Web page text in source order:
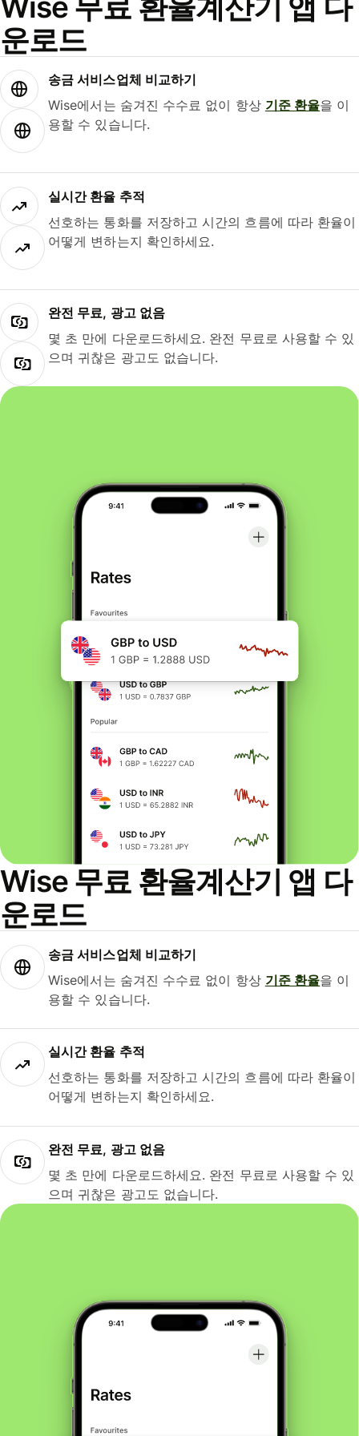
운로드
송금 서비스업체 비교하기
Wise에서는 숨겨진 수수료 없이 항상 기준 환율을 이
용할 수 있습니다.
실시간 환율 추적
선호하는 통화를 저장하고 시간의 흐름에 따라 환율이
어떻게 변하는지 확인하세요.
완전 무료, 광고 없음
몇 초 만에 다운로드하세요. 완전 무료로 사용할 수 있
으며 귀찮은 광고도 없습니다.
Wise 무료 환율계산기 앱 다
운로드
송금 서비스업체 비교하기
Wise에서는 숨겨진 수수료 없이 항상 기준 환율을 이
용할 수 있습니다.
실시간 환율 추적
선호하는 통화를 저장하고 시간의 흐름에 따라 환율이
어떻게 변하는지 확인하세요.
완전 무료, 광고 없음
몇 초 만에 다운로드하세요. 완전 무료로 사용할 수 있
으며 귀찮은 광고도 없습니다.